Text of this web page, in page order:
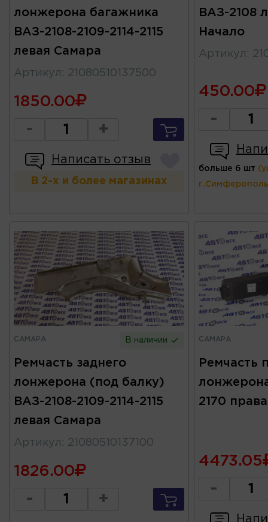
лонжерона багажника
ВАЗ-2108-2109-2114-2115
левая Самара
Артикул : 21080510137500
1850.00
- +
Написать отзыв
В 2-х и более магазинах
ВАЗ-2108
Начало
Артикул :
450.00
-
больше 6 шт
САМАРА В наличии
Ремчасть заднего
лонжерона (под балку)
ВАЗ-2108-2109-2114-2115
левая Самара
Артикул : 21080510137100
1826.00
- +
САМАРА
Ремчасть
2170
4473.05
-